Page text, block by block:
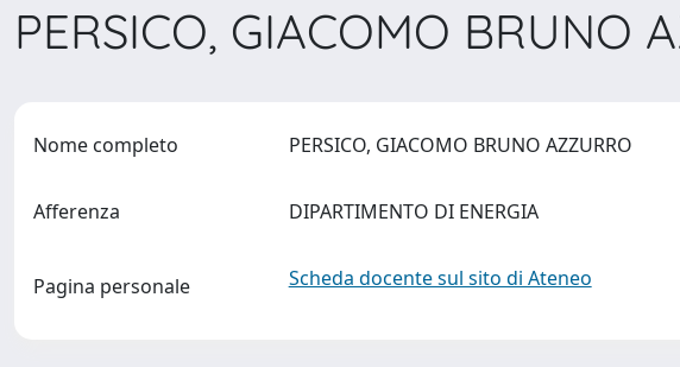
PERSICO, GIACOMO BRUNO
Nome completo PERSICO, GIACOMO BRUNO AZZURRO
Afferenza DIPARTIMENTO DI ENERGIA
Pagina personale Scheda docente sul sito di Ateneo